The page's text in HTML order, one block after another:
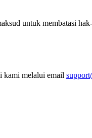
untuk membatasi
kami melalui email